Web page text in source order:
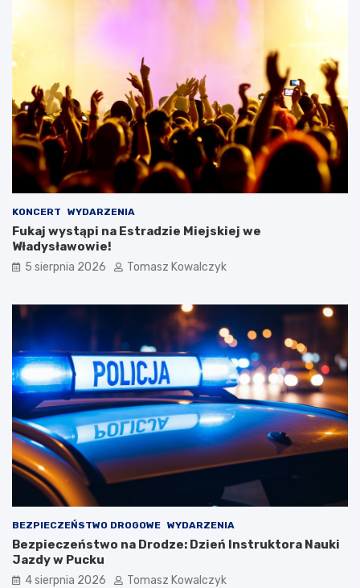
KONCERT WYDARZENIA
Fukaj wystąpi na Estradzie Miejskiej we
Władysławowie!
5 sierpnia 2026 Tomasz Kowalczyk
BEZPIECZEŃSTWO DROGOWE WYDARZENIA
Bezpieczeństwo na Drodze: Dzień Instruktora Nauki
Jazdy w Pucku
4 sierpnia 2026 Tomasz Kowalczyk